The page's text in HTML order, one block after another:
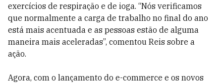
exercícios de respiração e de ioga. “Nós verificamos
que normalmente a carga de trabalho no final do ano
está mais acentuada e as pessoas estão de alguma
maneira mais aceleradas”, comentou Reis sobre a
ação.
Agora, com o lançamento do e-commerce e os novos